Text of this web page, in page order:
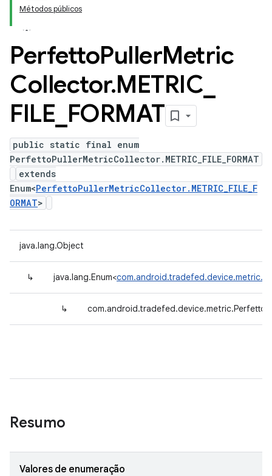
Métodos públicos
PerfettoPullerMetric
Collector.METRIC
FILE FORMAT
public static final enum
PerfettoPullerMetricCollector.METRIC_FILE_FORMAT
extends
Enum<PerfettoPullerMetricCollector.METRIC_FILE_F
ORMAT>
java.lang.Object
↳ java.lang.Enum<
↳
Resumo
Valores de enumeração